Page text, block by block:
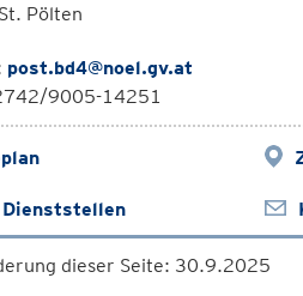
Pölten
post.bd4@noel.gv.at
9005-14251
dieser Seite: 30.9.2025